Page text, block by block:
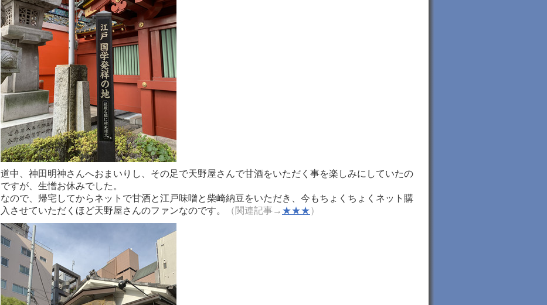
道中、神田明神さんへおまいりし、その足で天野屋さんで甘酒をいただく事を楽しみにしていたの
ですが、生憎お休みでした。
なので、帰宅してからネットで甘酒と江戸味噌と柴崎納豆をいただき、今もちょくちょくネット購
入させていただくほど天野屋さんのファンなのです。
（関連記事→ ★★★）